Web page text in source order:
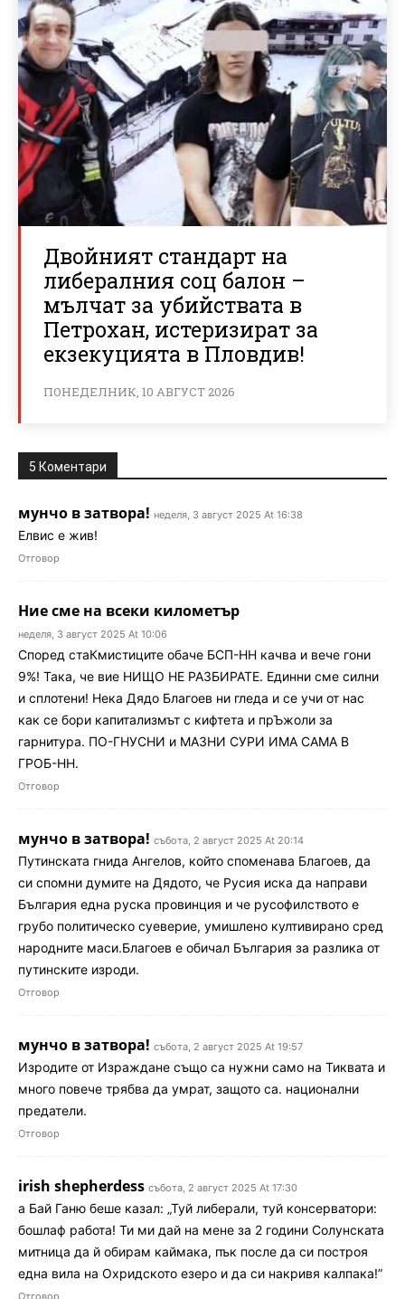
Двойният стандарт на
либералния соц балон –
мълчат за убийствата в
Петрохан, истеризират за
екзекуцията в Пловдив!
ПОНЕДЕЛНИК, 10 АВГУСТ 2026
5 Коментари
мунчо в затвора! неделя, 3 август 2025 At 16:38
Елвис е жив!
Отговор
Ние сме на всеки километър
неделя, 3 август 2025 At 10:06
Според стаКмистиците обаче БСП-НН качва и вече гони
9%! Така, че вие НИЩО НЕ РАЗБИРАТЕ. Единни сме силни
и сплотени! Нека Дядо Благоев ни гледа и се учи от нас
как се бори капитализмът с кифтета и прЪжоли за
гарнитура. ПО-ГНУСНИ и МАЗНИ СУРИ ИМА САМА В
ГРОБ-НН.
Отговор
мунчо в затвора! събота, 2 август 2025 At 20:14
Путинската гнида Ангелов, който споменава Благоев, да
си спомни думите на Дядото, че Русия иска да направи
България една руска провинция и че русофилството е
грубо политическо суеверие, умишлено култивирано сред
народните маси.Благоев е обичал България за разлика от
путинските изроди.
Отговор
мунчо в затвора! събота, 2 август 2025 At 19:57
Изродите от Израждане също са нужни само на Тиквата и
много повече трябва да умрат, защото са. национални
предатели.
Отговор
irish shepherdess събота, 2 август 2025 At 17:30
а Бай Ганю беше казал: „Туй либерали, туй консерватори:
бошлаф работа! Ти ми дай на мене за 2 години Солунската
митница да й обирам каймака, пък после да си построя
една вила на Охридското езеро и да си накривя калпака!”
Отговор